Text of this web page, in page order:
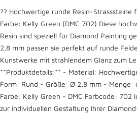
?? Hochwertige runde Resin-Strasssteine
Farbe: Kelly Green (DMC 702) Diese
Resin sind speziell für Diamond Painting
2,8 mm passen sie perfekt auf runde
Kunstwerke mit strahlendem Glanz zum
**Produktdetails:** - Material:
Form: Rund - Größe: Ø 2,8 mm - Menge:
Farbe: Kelly Green - DMC Farbcode: 702
zur individuellen Gestaltung Ihrer